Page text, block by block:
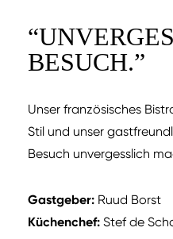
“
BESUCH.”
Unser französisches
Stil und unser
Besuch unvergesslich
Gastgeber: Ruud Borst
Küchenchef: Stef de